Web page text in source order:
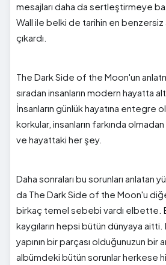
mesajları daha da sertleştirmeye
Wall ile belki de tarihin en benzersiz
çıkardı.
The Dark Side of the Moon'un
sıradan insanların modern hayatta
İnsanların günlük hayatına entegre
korkular, insanların farkında
ve hayattaki her şey.
Daha sonraları bu sorunları anlatan
da The Dark Side of the Moon'u
birkaç temel sebebi vardı elbette.
kaygıların hepsi bütün dünyaya
yapının bir parçası olduğunuzun bir
albümdeki bütün sorunlar herkese